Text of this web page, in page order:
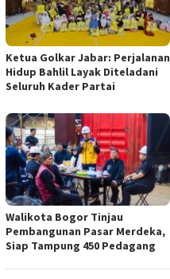
Ketua Golkar Jabar: Perjalanan
Hidup Bahlil Layak Diteladani
Seluruh Kader Partai
Walikota Bogor Tinjau
Pembangunan Pasar Merdeka,
Siap Tampung 450 Pedagang